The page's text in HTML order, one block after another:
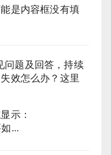
是内容框没有填
问题及回答，持续
效怎么办？这里
示：
...